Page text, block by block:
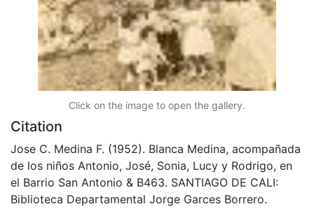
Click on the image to open the gallery.
Citation
Jose C. Medina F. (1952). Blanca Medina, acompañada
de los niños Antonio, José, Sonia, Lucy y Rodrigo, en
el Barrio San Antonio & B463. SANTIAGO DE CALI:
Biblioteca Departamental Jorge Garces Borrero.